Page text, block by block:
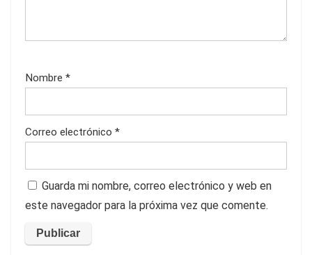
Nombre *
Correo electrónico *
Guarda mi nombre, correo electrónico y web en
este navegador para la próxima vez que comente.